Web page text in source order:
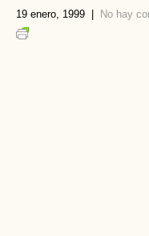
19 enero, 1999 No hay